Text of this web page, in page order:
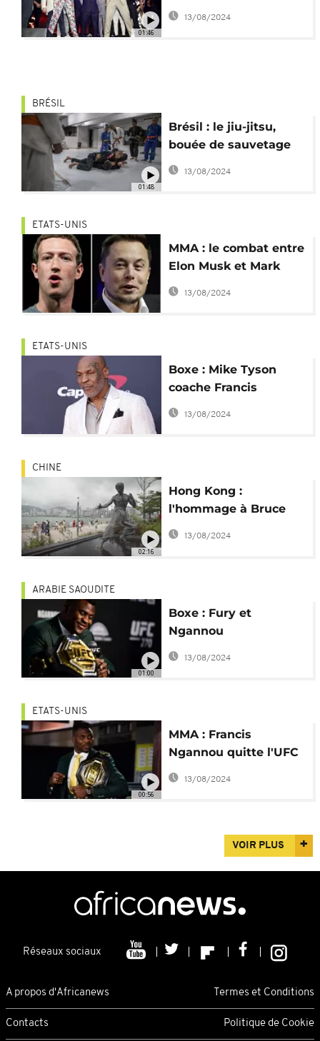
01:46
pour le ring en
octobre ?
13/08/2024
01:48
BRÉSIL
Brésil : le jiu-jitsu,
bouée de sauvetage
pour les enfants des
favelas
13/08/2024
ETATS-UNIS
MMA : le combat entre
Elon Musk et Mark
Zuckerberg
13/08/2024
ETATS-UNIS
Boxe : Mike Tyson
coache Francis
Ngannou pour son
13/08/2024
02:16
CHINE
Hong Kong :
l'hommage à Bruce
Lee, 50 ans après sa
13/08/2024
01:00
ARABIE SAOUDITE
Boxe : Fury et
Ngannou
s'affronteront le 28
octobre
13/08/2024
00:56
ETATS-UNIS
MMA : Francis
Ngannou quitte l'UFC
pour la PFL
13/08/2024
VOIR PLUS
Réseaux sociaux
A propos d'Africanews Termes et Conditions
Contacts Politique de Cookie